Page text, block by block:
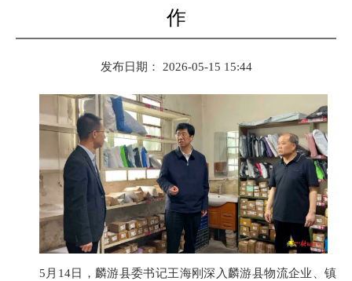
作
发布日期： 2026-05-15 15:44
5月14日，麟游县委书记王海刚深入麟游县物流企业、镇